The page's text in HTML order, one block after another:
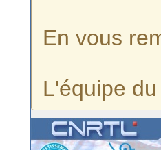
En vous
L'équipe